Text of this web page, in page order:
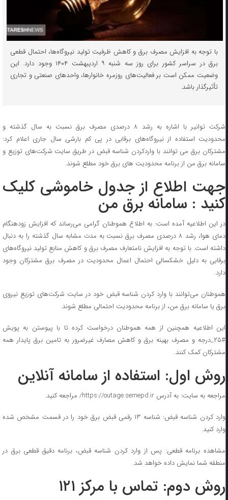
با توجه به افزایش مصرف برق و کاهش ظرفیت تولید نیروگاه‌ها، احتمال قطعی
برق در سراسر کشور برای روز سه شنبه ۹ اردیبهشت ۱۴۰۴ وجود دارد. این
وضعیت ممکن است بر فعالیت‌های روزمره خانوارها، واحدهای صنعتی و تجاری
تأثیرگذار باشد.
شرکت توانیر با اشاره به رشد ۸ درصدی مصرف برق نسبت به سال گذشته و
محدودیت استفاده از نیروگاه‌های برقابی در پی کم بارشی سال جاری اعلام کرد:
مشترکان برق می توانند با واردکردن شناسه قبض در طریق سایت شرکت‌های توزیع و
سامانه برق من از برنامه محدودیت های برق خود مطلع شوند.
جهت اطلاع از جدول خاموشی کلیک
کنید : سامانه برق من
در این اطلاعیه آمده است: به اطلاع هموطنان گرامی می‌رساند که افزایش زودهنگام
دمای هوا، رشد ۸ درصدی مصرف برق نسبت به مدت مشابه سال گذشته را به دنبال
داشته است. با توجه به افزایش نامتعارف مصرف برق و کاهش منابع تولید نیروگاه‌های
برقابی به دلیل خشکسالی احتمال اعمال محدودیت در مصرف برق مشترکان وجود
دارد.
هموطنان می‌توانند با وارد کردن شناسه قبض خود در سایت شرکت‌های توزیع نیروی
برق یا سامانه برق من، از برنامه محدودیت احتمالی مطلع شوند.
این اطلاعیه همچنین از همه هموطنان درخواست کرده تا با پیوستن به پویش
#۲۵_درجه و مصرف بهینه برق و کاهش مصارف غیرضرور به تامین برق پایدار همه
مشترکان کمک کنند.
روش اول: استفاده از سامانه آنلاین
مراجعه به سایت: به آدرس https://outage.semepd.ir/ مراجعه کنید.
وارد کردن شناسه قبض: شناسه ۱۳ رقمی قبض برق خود را در قسمت مشخص شده
وارد کنید.
مشاهده برنامه قطعی: پس از وارد کردن شناسه قبض، برنامه دقیق قطعی برق در
منطقه شما نمایش داده خواهد شد.
روش دوم: تماس با مرکز ۱۲۱